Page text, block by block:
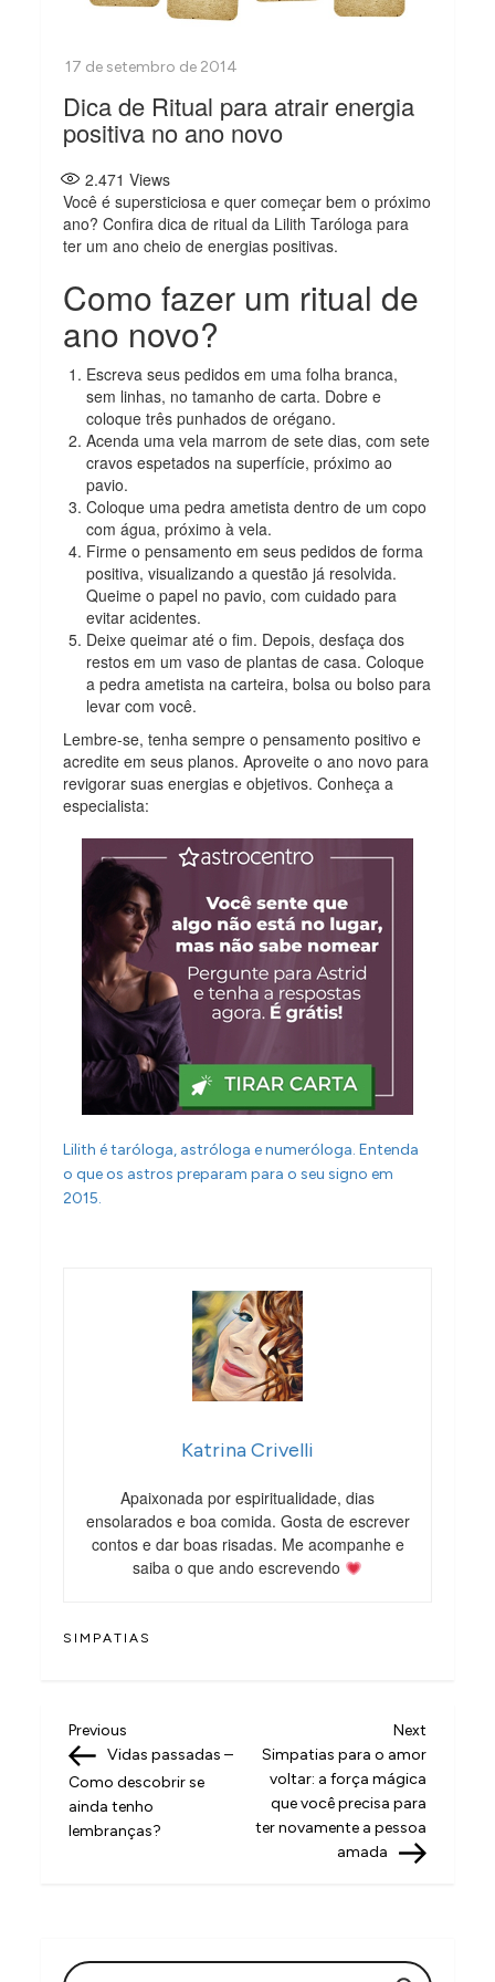
Dica de Ritual para atrair energia
positiva no ano novo
2.471 Views
Você é supersticiosa e quer começar bem o próximo
ano? Confira dica de ritual da Lilith Taróloga para
ter um ano cheio de energias positivas.
Como fazer um ritual de
ano novo?
Escreva seus pedidos em uma folha branca,
sem linhas, no tamanho de carta. Dobre e
coloque três punhados de orégano.
Acenda uma vela marrom de sete dias, com sete
cravos espetados na superfície, próximo ao
pavio.
Coloque uma pedra ametista dentro de um copo
com água, próximo à vela.
Firme o pensamento em seus pedidos de forma
positiva, visualizando a questão já resolvida.
Queime o papel no pavio, com cuidado para
evitar acidentes.
Deixe queimar até o fim. Depois, desfaça dos
restos em um vaso de plantas de casa. Coloque
a pedra ametista na carteira, bolsa ou bolso para
levar com você.
Lembre-se, tenha sempre o pensamento positivo e
acredite em seus planos. Aproveite o ano novo para
revigorar suas energias e objetivos. Conheça a
especialista:
Lilith é taróloga, astróloga e numeróloga. Entenda
o que os astros preparam para o seu signo em
2015.
Katrina Crivelli
Apaixonada por espiritualidade, dias
ensolarados e boa comida. Gosta de escrever
contos e dar boas risadas. Me acompanhe e
saiba o que ando escrevendo
SIMPATIAS
N
a
v
e
ç
Previous
Post
Previous
Vidas passadas –
Como descobrir se
ainda tenho
lembranças?
Next
Post
Next
Simpatias para o amor
voltar: a força mágica
que você precisa para
ter novamente a pessoa
amada